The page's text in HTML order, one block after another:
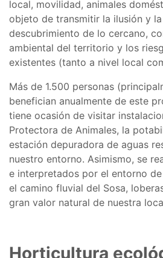
local, movilidad, animales
objeto de transmitir la ilusión y
descubrimiento de lo cercano,
ambiental del territorio y los
existentes (tanto a nivel local
Más de 1.500 personas
benefician anualmente de este
tiene ocasión de visitar
Protectora de Animales, la
estación depuradora de aguas
nuestro entorno. Asimismo, se
e interpretados por el entorno
el camino fluvial del Sosa,
gran valor natural de nuestra
Horticultura